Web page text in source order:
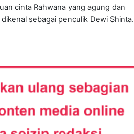
cinta Rahwana yang agung dan
sebagai penculik Dewi Shinta.